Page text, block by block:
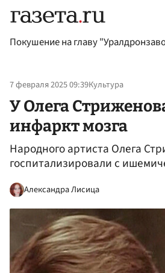
Покушение на главу
7 февраля 2025 09:39Культура
У Олега
инфаркт мозга
Народного артиста Олега
госпитализировали с
Александра Лисица